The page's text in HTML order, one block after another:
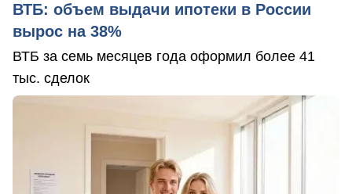
ВТБ: объем выдачи ипотеки в России
вырос на 38%
ВТБ за семь месяцев года оформил более 41
тыс. сделок